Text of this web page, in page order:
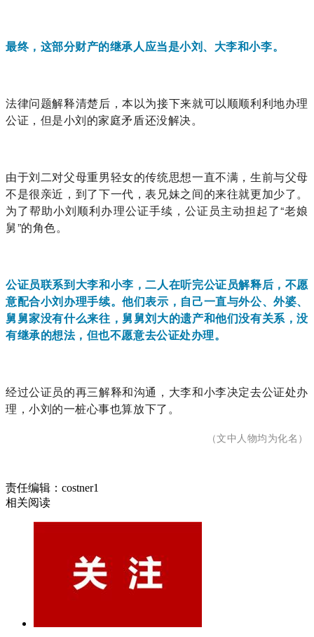
最终，这部分财产的继承人应当是小刘、大李和小李。
法律问题解释清楚后，本以为接下来就可以顺顺利利地办理
公证，但是小刘的家庭矛盾还没解决。
由于刘二对父母重男轻女的传统思想一直不满，生前与父母
不是很亲近，到了下一代，表兄妹之间的来往就更加少了。
为了帮助小刘顺利办理公证手续，公证员主动担起了“老娘
舅”的角色。
公证员联系到大李和小李，二人在听完公证员解释后，不愿
意配合小刘办理手续。他们表示，自己一直与外公、外婆、
舅舅家没有什么来往，舅舅刘大的遗产和他们没有关系，没
有继承的想法，但也不愿意去公证处办理。
经过公证员的再三解释和沟通，大李和小李决定去公证处办
理，小刘的一桩心事也算放下了。
（文中人物均为化名）
责任编辑：costner1
相关阅读